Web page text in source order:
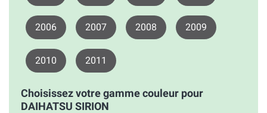
2006 2007 2008 2009
2010 2011
Choisissez votre gamme couleur pour
DAIHATSU SIRION